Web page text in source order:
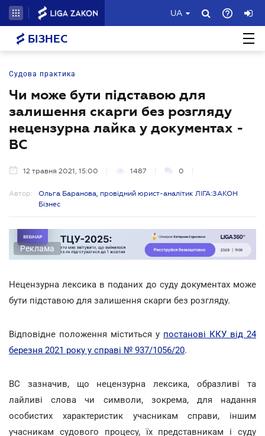
UA
БІЗНЕС
Судова практика
Чи може бути підставою для
залишення скарги без розгляду
нецензурна лайка у документах -
ВС
12 травня 2021, 15:00 1487 0
Автор:
Ольга Баранова, провідний юрист-аналітик ЛІГА:ЗАКОН
Бізнес
Реклама
Нецензурна лексика в поданих до суду документах може
бути підставою для залишення скарги без розгляду.
Відповідне положення міститься у постанові ККУ від 24
березня 2021 року у справі № 937/1056/20.
ВС зазначив, що нецензурна лексика, образливі та
лайливі слова чи символи, зокрема, для надання
особистих характеристик учасникам справи, іншим
учасникам судового процесу, їх представникам і суду